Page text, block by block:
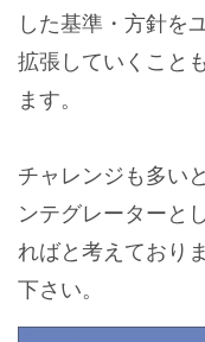
した基準・方針を
拡張していくこと
ます。
チャレンジも多い
ンテグレーターと
ればと考えており
下さい。